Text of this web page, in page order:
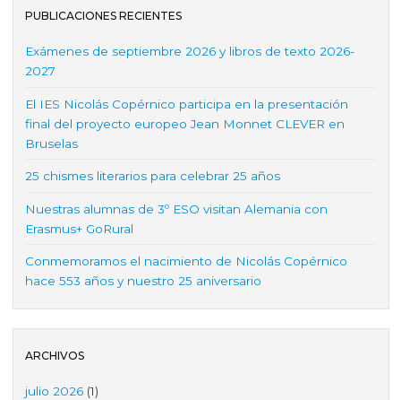
PUBLICACIONES RECIENTES
Exámenes de septiembre 2026 y libros de texto 2026-
2027
El IES Nicolás Copérnico participa en la presentación
final del proyecto europeo Jean Monnet CLEVER en
Bruselas
25 chismes literarios para celebrar 25 años
Nuestras alumnas de 3º ESO visitan Alemania con
Erasmus+ GoRural
Conmemoramos el nacimiento de Nicolás Copérnico
hace 553 años y nuestro 25 aniversario
ARCHIVOS
julio 2026 (1)